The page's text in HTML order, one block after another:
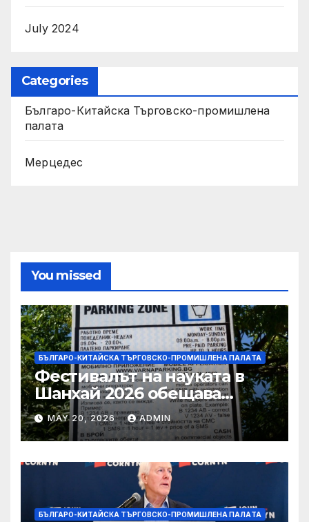
July 2024
Categories
Българо-Китайска Търговско-промишлена
палaта
Мерцедес
You missed
БЪЛГАРО-КИТАЙСКА ТЪРГОВСКО-ПРОМИШЛЕНА ПАЛAТА
Фестивалът на науката в
Шанхай 2026 обещава
вълнуващи научно-
технологични иновации
MAY 20, 2026 ADMIN
БЪЛГАРО-КИТАЙСКА ТЪРГОВСКО-ПРОМИШЛЕНА ПАЛAТА